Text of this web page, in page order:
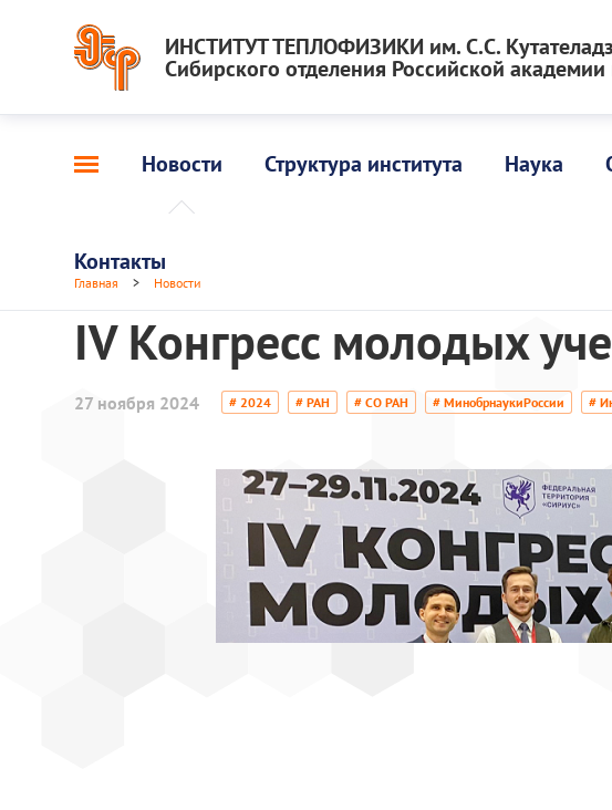
ИНСТИТУТ ТЕПЛОФИЗИКИ им. С.С.
Сибирского отделения Российской академии
Новости Структура института Наука
Контакты
Главная > Новости
IV Конгресс молодых
27 ноября 2024 # 2024 # РАН # СО РАН # МинобрнаукиРоссии #